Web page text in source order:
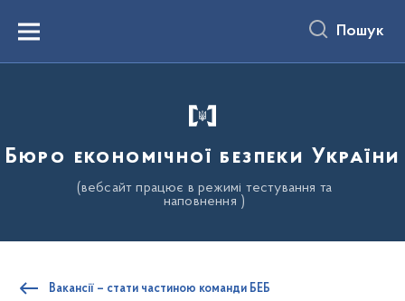
вмістуMenu Пошук
Бюро економічної безпеки України
(вебсайт працює в режимі тестування та
наповнення )
Вакансії – стати частиною команди БЕБ